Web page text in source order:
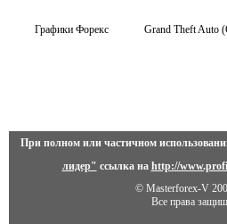
Графики Форекс Grand Theft Auto
При полном или частичном
лидер" ссылка на http://
© Masterforex-V
Все права